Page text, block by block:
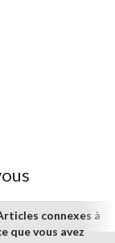
connexes à
que vous avez